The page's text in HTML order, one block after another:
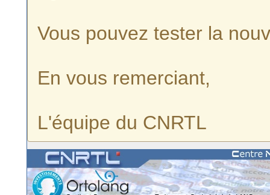
Vous pouvez tester la
En vous remerciant,
L'équipe du CNRTL